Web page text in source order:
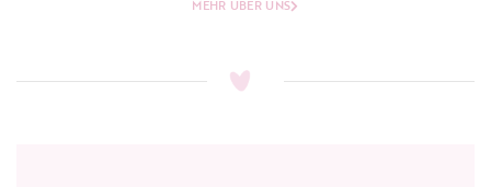
MEHR ÜBER UNS